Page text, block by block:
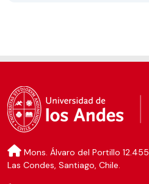
Mons. Álvaro del Portillo 12.455
Las Condes, Santiago, Chile.